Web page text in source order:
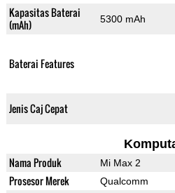
Kapasitas Baterai
(mAh)
5300 mAh
Baterai Features
Jenis Caj Cepat
Nama Produk Mi Max 2
Prosesor Merek Qualcomm